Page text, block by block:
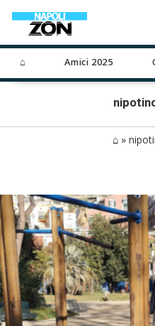
⌂ Amici 2025
⌂»